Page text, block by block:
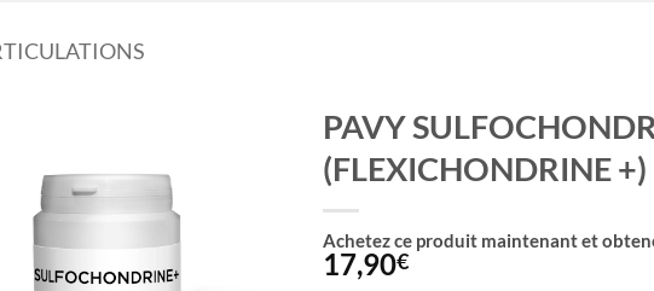
PAVY
(FLEXICHONDRINE +)
Achetez ce produit maintenant et
17,90€